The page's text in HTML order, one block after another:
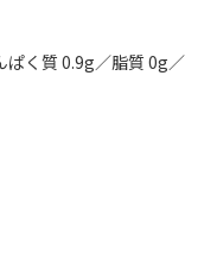
く質 0.9g／脂質 0g／